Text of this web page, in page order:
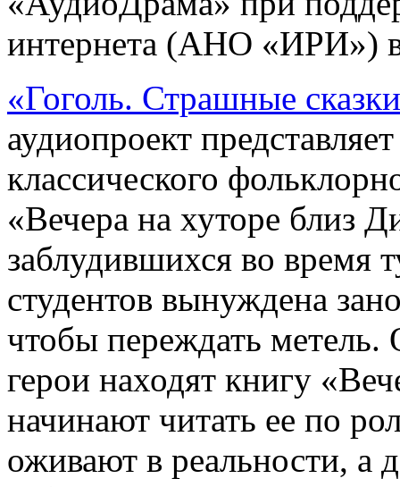
интернета (АНО «ИРИ») в
«Гоголь. Страшные
аудиопроект
классического
«Вечера на хуторе близ
заблудившихся во время
студентов вынуждена
чтобы переждать
герои находят книгу
начинают читать ее по
оживают в реальности, а